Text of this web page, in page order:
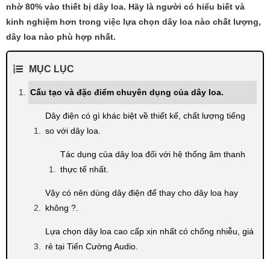
nhờ 80% vào thiết bị dây loa. Hãy là người có hiểu biết và
kinh nghiệm hơn trong việc lựa chọn dây loa nào chất lượng,
dây loa nào phù hợp nhất.
MỤC LỤC
Cấu tạo và đặc điểm chuyên dụng của dây loa.
Dây điện có gì khác biệt về thiết kế, chất lượng tiếng
so với dây loa.
Tác dụng của dây loa đối với hệ thống âm thanh
thực tế nhất.
Vậy có nên dùng dây điện để thay cho dây loa hay
không ?.
Lựa chọn dây loa cao cấp xịn nhất có chống nhiễu, giá
rẻ tại Tiến Cường Audio.